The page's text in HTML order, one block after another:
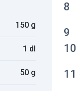
150 g
1 dl
50 g
8
9
10
11